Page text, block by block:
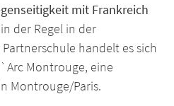
mit Frankreich
der Regel in der
handelt es sich
Montrouge, eine
Montrouge/Paris.